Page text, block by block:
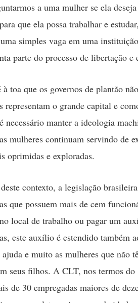
a uma mulher se ela
que ela possa trabalhar e
simples vaga em uma
parte do processo de libertação e
à toa que os governos de plantão
representam o grande capital e
necessário manter a ideologia
mulheres continuam servindo de
oprimidas e exploradas.
contexto, a legislação
que possuem mais de cem
local de trabalho ou pagar um
este auxílio é estendido também
e muito as mulheres que não
seus filhos. A CLT, nos termos
de 30 empregadas maiores de